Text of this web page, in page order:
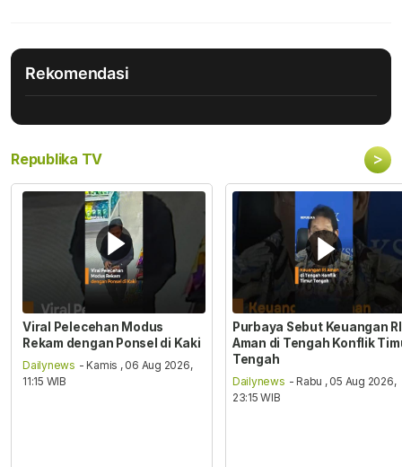
Rekomendasi
Republika TV >
Viral Pelecehan Modus
Rekam dengan Ponsel di Kaki
Dailynews - Kamis , 06 Aug 2026,
11:15 WIB
Purbaya Sebut Keuangan RI
Aman di Tengah Konflik
Tengah
Dailynews - Rabu , 05 Aug 2026,
23:15 WIB